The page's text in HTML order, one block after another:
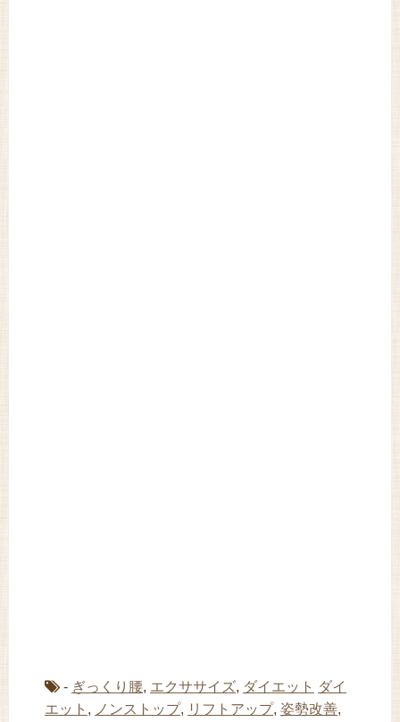
- ぎっくり腰, エクササイズ, ダイエット ダイ
エット , ノンストップ, リフトアップ, 姿勢改善,